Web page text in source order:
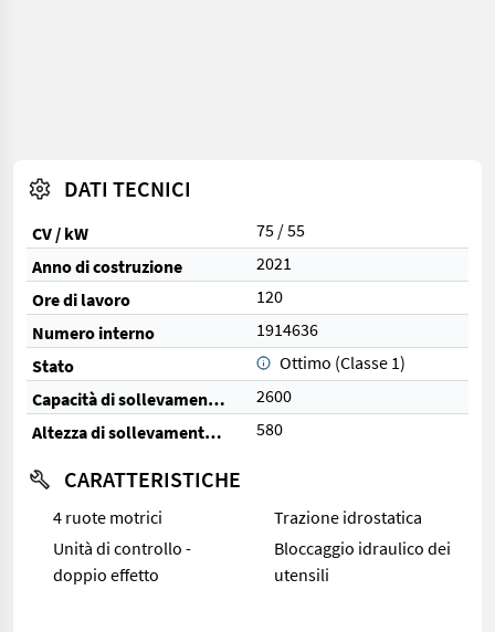
DATI TECNICI
CV / kW
75 / 55
Anno di costruzione
2021
Ore di lavoro
120
Numero interno
1914636
Stato
Ottimo (Classe 1)
Capacità di sollevamento (kg)
2600
Altezza di sollevamento (cm)
580
CARATTERISTICHE
4 ruote motrici
Trazione idrostatica
Unità di controllo -
doppio effetto
Bloccaggio idraulico dei
utensili